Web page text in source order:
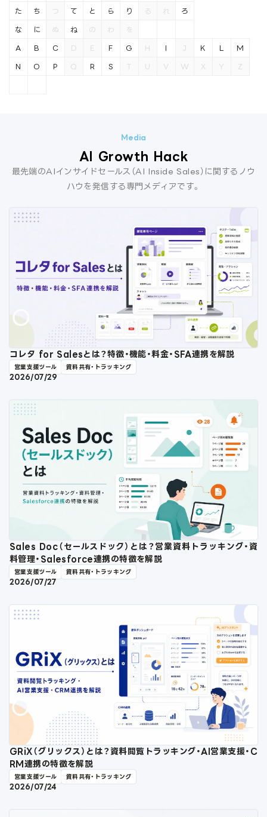
た ち つ て と
な に ぬ ね の
ら り る れ ろ
わ を
A B C D E F G H I J K L M
N O P Q R S T U V W X Y Z
AI Growth Hack
最先端のAIインサイドセールス（AI Inside Sales）に関するノウ
ハウを発信する専門メディアです。
コレタ for Salesとは？特徴・機能・料金・SFA連携を解説
営業支援ツール 資料共有・トラッキング
2026/07/29
Sales Doc（セールスドック）とは？営業資料トラッキング・資
料管理・Salesforce連携の特徴を解説
営業支援ツール 資料共有・トラッキング
2026/07/27
GRiX（グリックス）とは？資料閲覧トラッキング・AI営業支援・C
RM連携の特徴を解説
営業支援ツール 資料共有・トラッキング
2026/07/24